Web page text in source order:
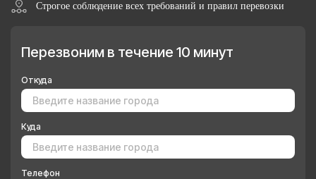
Строгое соблюдение всех требований и правил перевозки
Перезвоним в течение 10 минут
Откуда
Куда
Телефон